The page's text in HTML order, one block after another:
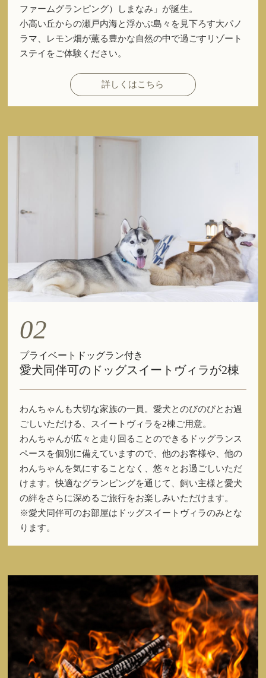
ファームグランピング）しまなみ」が誕生。
小高い丘からの瀬戸内海と浮かぶ島々を見下ろす大パノ
ラマ、レモン畑が薫る豊かな自然の中で過ごすリゾート
ステイをご体験ください。
詳しくはこちら
02
プライベートドッグラン付き
愛犬同伴可のドッグスイートヴィラが2棟
わんちゃんも大切な家族の一員。愛犬とのびのびとお過
ごしいただける、スイートヴィラを2棟ご用意。
わんちゃんが広々と走り回ることのできるドッグランス
ペースを個別に備えていますので、他のお客様や、他の
わんちゃんを気にすることなく、悠々とお過ごしいただ
けます。快適なグランピングを通じて、飼い主様と愛犬
の絆をさらに深めるご旅行をお楽しみいただけます。
※愛犬同伴可のお部屋はドッグスイートヴィラのみとな
ります。